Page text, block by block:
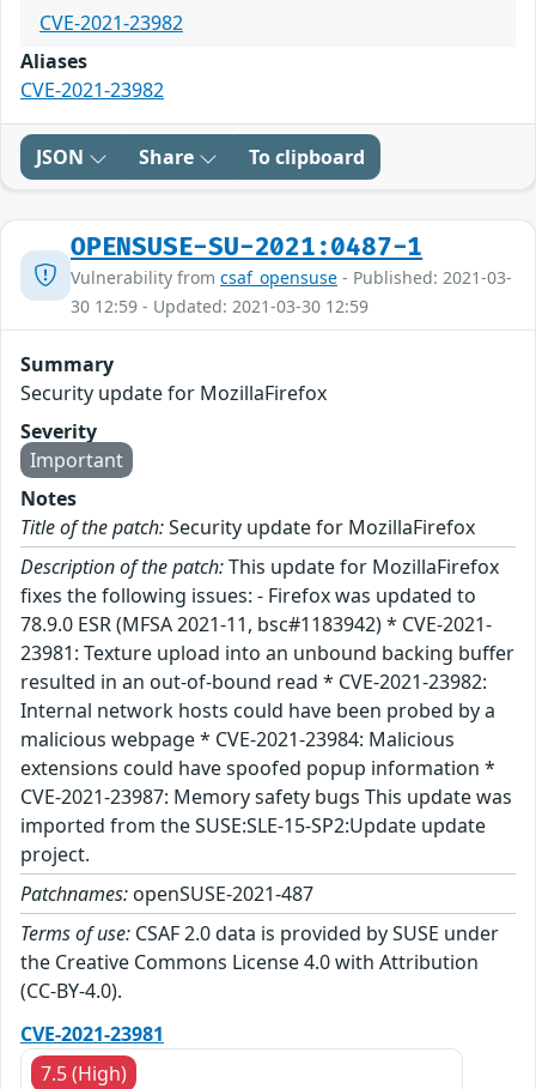
CVE-2021-23982
Aliases
CVE-2021-23982
JSON Share To clipboard
OPENSUSE-SU-2021:0487-1
Vulnerability from csaf_opensuse - Published: 2021-03-
30 12:59 - Updated: 2021-03-30 12:59
Summary
Security update for MozillaFirefox
Severity
Important
Notes
Title of the patch:Security update for MozillaFirefox
Description of the patch:This update for MozillaFirefox
fixes the following issues: - Firefox was updated to
78.9.0 ESR (MFSA 2021-11, bsc#1183942) * CVE-2021-
23981: Texture upload into an unbound backing buffer
resulted in an out-of-bound read * CVE-2021-23982:
Internal network hosts could have been probed by a
malicious webpage * CVE-2021-23984: Malicious
extensions could have spoofed popup information *
CVE-2021-23987: Memory safety bugs This update was
imported from the SUSE:SLE-15-SP2:Update update
project.
Patchnames: openSUSE-2021-487
Terms of use: CSAF 2.0 data is provided by SUSE under
the Creative Commons License 4.0 with Attribution
(CC-BY-4.0).
CVE-2021-23981
7.5 (High)